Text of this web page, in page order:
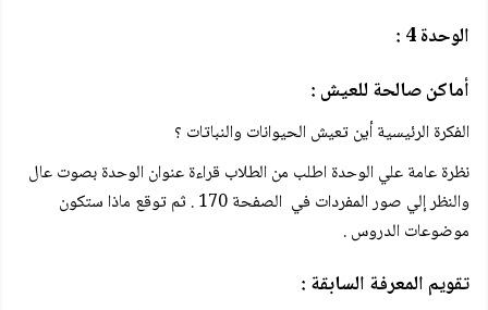
الوحدة 4 :
أماكن صالحة للعيش :
الفكرة الرئيسية أين تعيش الحيوانات والنباتات ؟
نظرة عامة علي الوحدة اطلب من الطلاب قراءة عنوان الوحدة بصوت عال
والنظر إلي صور المفردات في الصفحة 170 . ثم توقع ماذا ستكون
موضوعات الدروس .
تقويم المعرفة السابقة :